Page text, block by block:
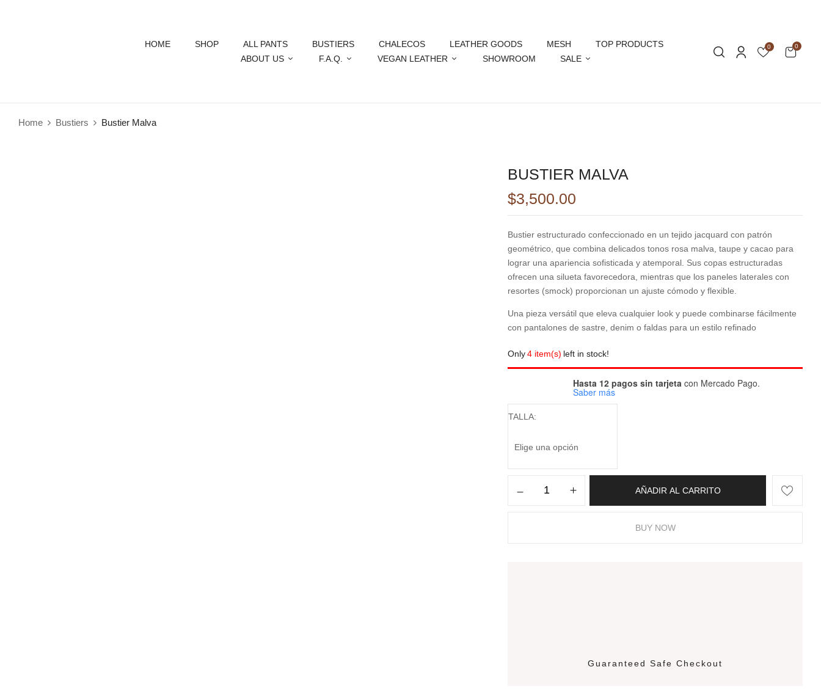
HOME SHOP ALL PANTS BUSTIERS CHALECOS LEATHER GOODS MESH
TOP PRODUCTS
ABOUT US
F.A.Q. VEGAN LEATHER SHOWROOM SALE
0 0
Home Bustiers Bustier Malva
BUSTIER MALVA
$3,500.00
Bustier estructurado confeccionado en un tejido jacquard con patrón
geométrico, que combina delicados tonos rosa malva, taupe y cacao para
lograr una apariencia sofisticada y atemporal. Sus copas estructuradas
ofrecen una silueta favorecedora, mientras que los paneles laterales con
resortes (smock) proporcionan un ajuste cómodo y flexible.
Una pieza versátil que eleva cualquier look y puede combinarse fácilmente
con pantalones de sastre, denim o faldas para un estilo refinado
Only 4 item(s) left in stock!
Hasta 12 pagos sin tarjetacon Mercado Pago.
Saber más
TALLA
AÑADIR AL CARRITO
BUY NOW
Guaranteed Safe Checkout